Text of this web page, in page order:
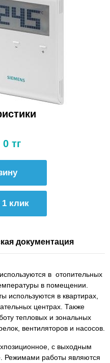
0 тг
1 клик
документация
в отопительных
в помещении.
используются в квартирах,
центрах. Также
тепловых и зональных
вентиляторов и насосов.
с выходным
Режимами работы являются